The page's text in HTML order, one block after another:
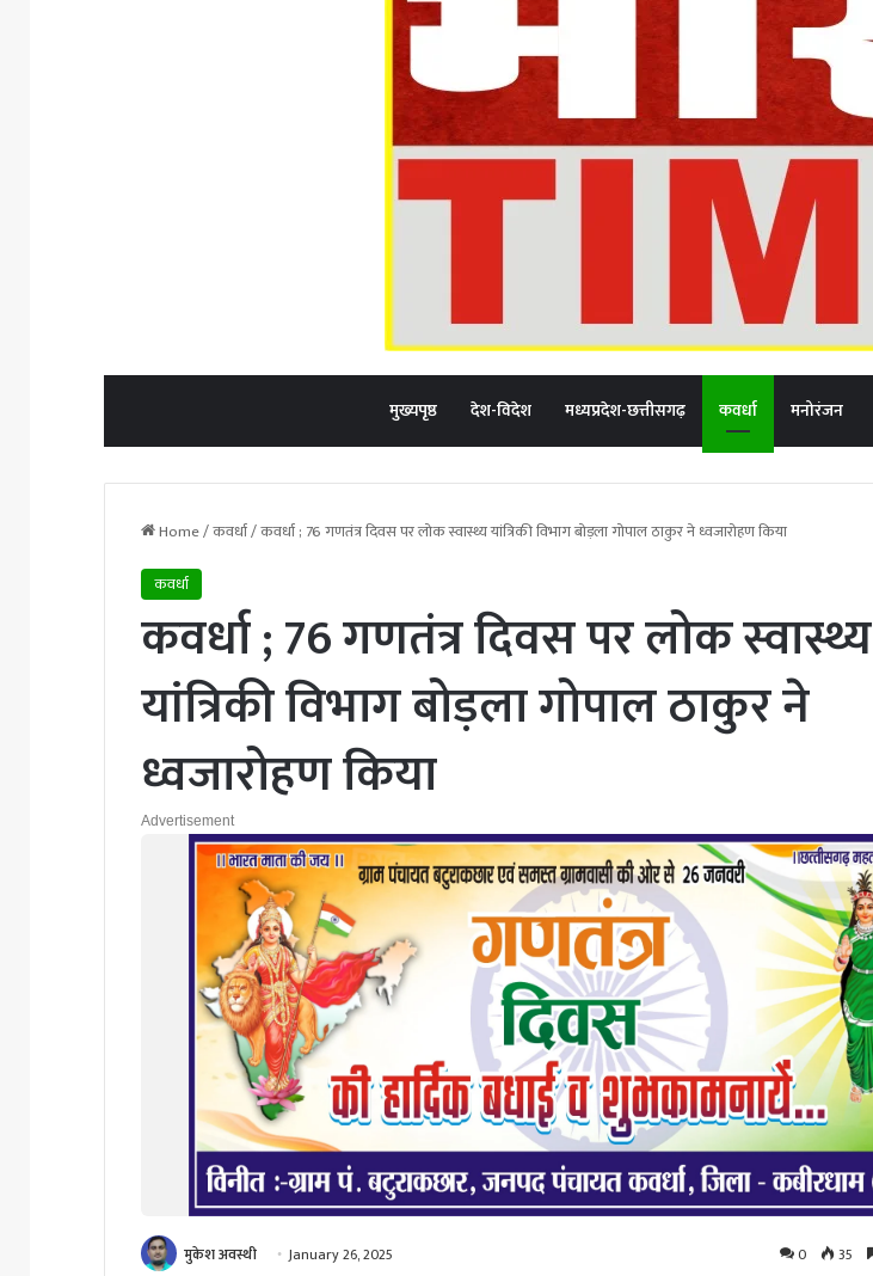
मुख्यपृष्ठ देश-विदेश मध्यप्रदेश-छत्तीसगढ़ कवर्धा मनोरंजन
Home/कवर्धा/कवर्धा ; 76 गणतंत्र दिवस पर लोक स्वास्थ्य यांत्रिकी विभाग बोड़ला गोपाल ठाकुर ने ध्वजारोहण किया
कवर्धा
कवर्धा ; 76 गणतंत्र दिवस पर लोक स्वास्थ्य
यांत्रिकी विभाग बोड़ला गोपाल ठाकुर ने
ध्वजारोहण किया
Advertisement
मुकेश अवस्थी January 26, 2025 0 35